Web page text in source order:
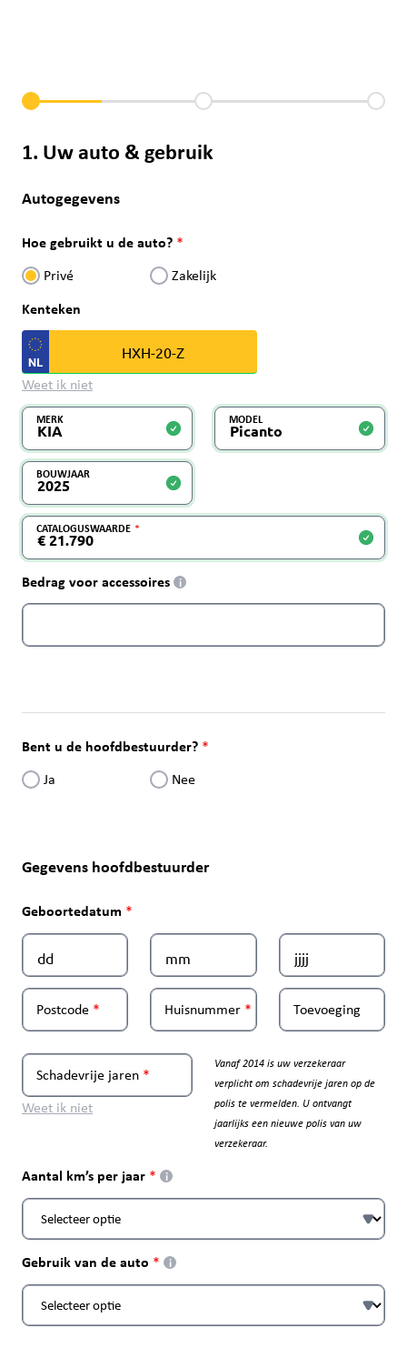
1. Uw auto & gebruik
Autogegevens
Hoe gebruikt u de auto?
Privé Zakelijk
Kenteken
Weet ik niet
MERK MODEL
BOUWJAAR
CATALOGUSWAARDE
Bedrag voor accessoires i
Bent u de hoofdbestuurder?
Ja Nee
Gegevens hoofdbestuurder
Geboortedatum
Postcode Huisnummer Toevoeging
Schadevrije jaren
Weet ik niet
Vanaf 2014 is uw verzekeraar
verplicht om schadevrije jaren op de
polis te vermelden. U ontvangt
jaarlijks een nieuwe polis van uw
verzekeraar.
Aantal km’s per jaar i
Gebruik van de auto i